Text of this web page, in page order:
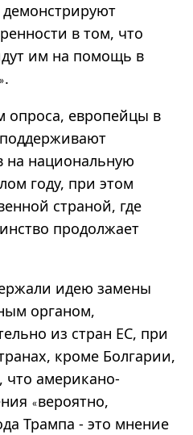
в том, что
им на помощь в
».
опроса, европейцы в
на национальную
году, при этом
страной, где
продолжает
идею замены
органом,
из стран ЕС, при
кроме Болгарии,
что американо-
«вероятно,
Трампа - это мнение